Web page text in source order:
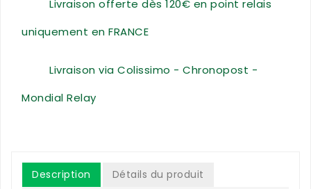
Livraison offerte dès 120€ en point relais
uniquement en FRANCE
Livraison via Colissimo - Chronopost -
Mondial Relay
Description Détails du produit